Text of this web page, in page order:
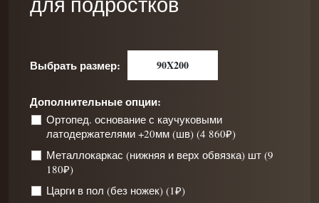
Выбрать размер: 90X200
Дополнительные опции:
Ортопед. основание с каучуковыми
латодержателями +20мм (шв) (4 860₽)
Металлокаркас (нижняя и верх обвязка) шт (9
180₽)
Царги в пол (без ножек) (1₽)